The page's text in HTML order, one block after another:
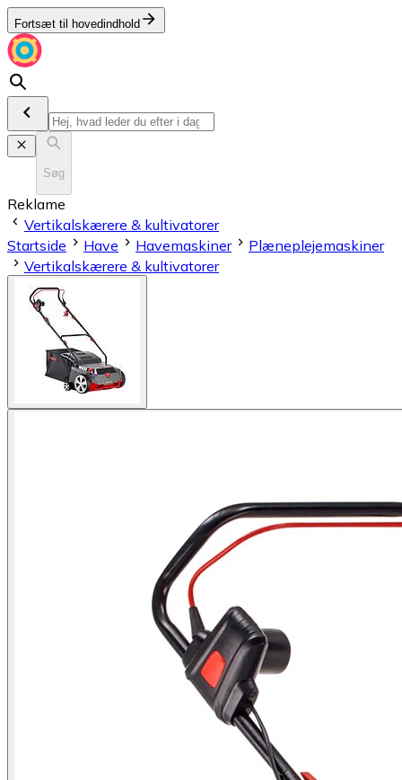
Fortsæt til hovedindhold
Søg
Reklame
Vertikalskærere & kultivatorer
Startside
Have Havemaskiner
Plæneplejemaskiner
Vertikalskærere & kultivatorer